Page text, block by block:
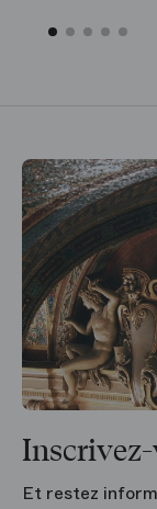
Et restez